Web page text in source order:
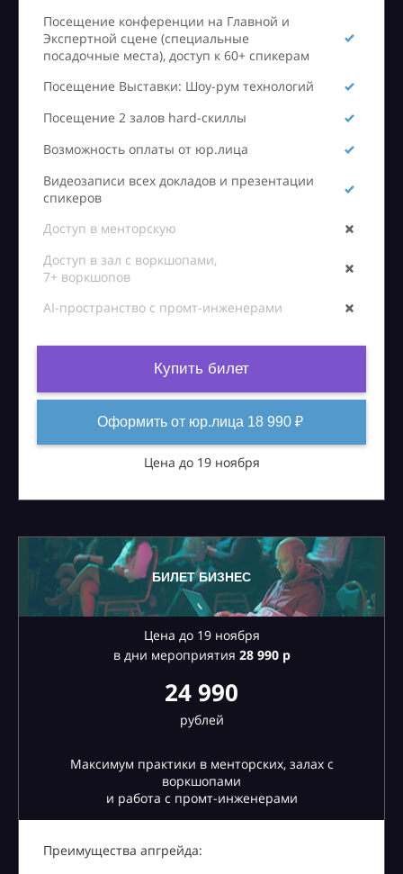
Посещение конференции на Главной и
Экспертной сцене (специальные
посадочные места), доступ к 60+ спикерам
Посещение Выставки: Шоу-рум технологий
Посещение 2 залов hard-скиллы
Возможность оплаты от юр.лица
Видеозаписи всех докладов и презентации
спикеров
Доступ в менторскую
Доступ в зал с воркшопами,
7+ воркшопов
AI-пространство с промт-инженерами
Купить билет
Оформить от юр.лица 18 990 ₽
Цена до 19 ноября
БИЛЕТ БИЗНЕС
Цена до 19 ноября
в дни мероприятия 28990 р
24 990
рублей
Максимум практики в менторских, залах с
воркшопами
и работа с промт-инженерами
Преимущества апгрейда: